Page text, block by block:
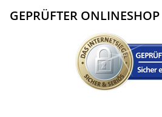
GEPRÜFTER ONLINESHOP